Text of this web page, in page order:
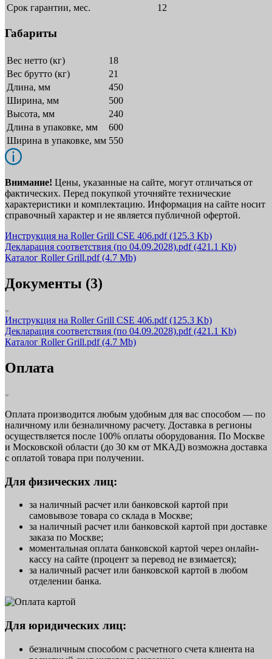
Срок гарантии, мес.
12
Габариты
Вес нетто (кг)
18
Вес брутто (кг)
21
Длина, мм
450
Ширина, мм
500
Высота, мм
240
Длина в упаковке, мм
600
Ширина в упаковке, мм 550
Внимание! Цены, указанные на сайте, могут отличаться от
фактических. Перед покупкой уточняйте технические
характеристики и комплектацию. Информация на сайте носит
справочный характер и не является публичной офертой.
Инструкция на Roller Grill CSE 406.pdf(125.3 Kb)
Декларация соответствия (по 04.09.2028).pdf(421.1 Kb)
Каталог Roller Grill.pdf(4.7 Mb)
Документы (3)
Инструкция на Roller Grill CSE 406.pdf(125.3 Kb)
Декларация соответствия (по 04.09.2028).pdf(421.1 Kb)
Каталог Roller Grill.pdf(4.7 Mb)
Оплата
Оплата производится любым удобным для вас способом — по
наличному или безналичному расчету. Доставка в регионы
осуществляется после 100% оплаты оборудования. По Москве
и Московской области (до 30 км от МКАД) возможна доставка
с оплатой товара при получении.
Для физических лиц:
за наличный расчет или банковской картой при
самовывозе товара со склада в Москве;
за наличный расчет или банковской картой при доставке
заказа по Москве;
моментальная оплата банковской картой через онлайн-
кассу на сайте (процент за перевод не взимается);
за наличный расчет или банковской картой в любом
отделении банка.
Для юридических лиц:
безналичным способом с расчетного счета клиента на